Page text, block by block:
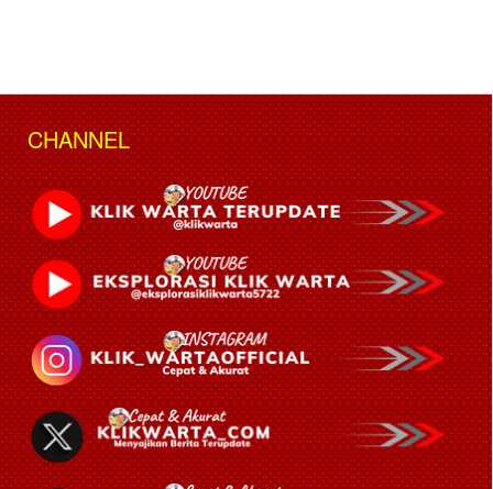
CHANNEL